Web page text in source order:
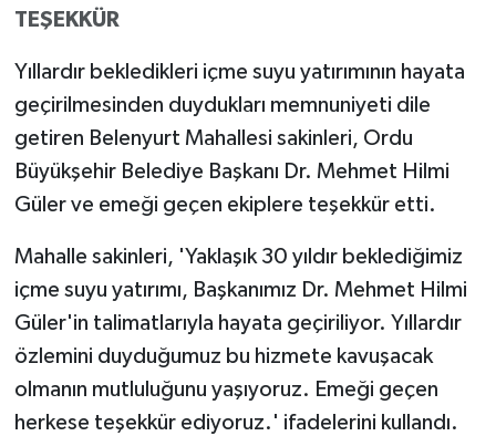
TEŞEKKÜR
Yıllardır bekledikleri içme suyu yatırımının hayata
geçirilmesinden duydukları memnuniyeti dile
getiren Belenyurt Mahallesi sakinleri, Ordu
Büyükşehir Belediye Başkanı Dr. Mehmet Hilmi
Güler ve emeği geçen ekiplere teşekkür etti.
Mahalle sakinleri, 'Yaklaşık 30 yıldır beklediğimiz
içme suyu yatırımı, Başkanımız Dr. Mehmet Hilmi
Güler'in talimatlarıyla hayata geçiriliyor. Yıllardır
özlemini duyduğumuz bu hizmete kavuşacak
olmanın mutluluğunu yaşıyoruz. Emeği geçen
herkese teşekkür ediyoruz.' ifadelerini kullandı.